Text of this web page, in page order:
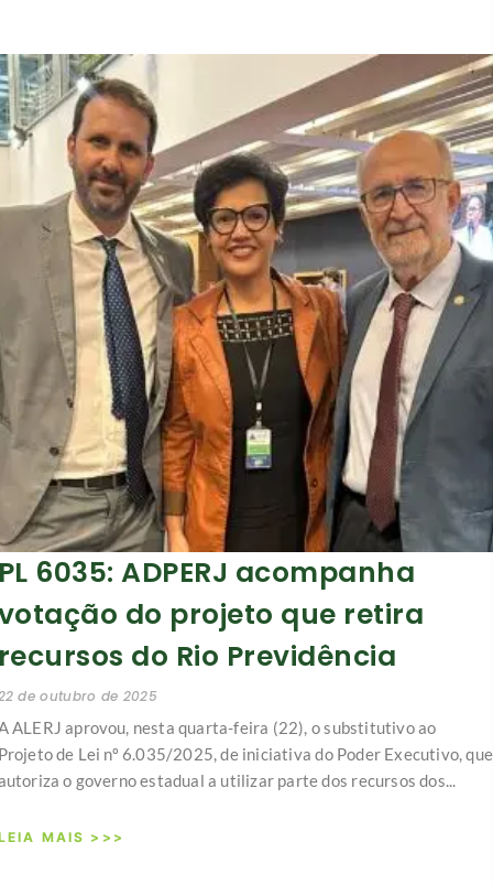
6035: ADPERJ acompanha
do projeto que retira
do Rio Previdência
de outubro de 2025
ALERJ aprovou, nesta quarta-feira (22), o substitutivo ao
de Lei nº 6.035/2025, de iniciativa do Poder Executivo, que
o governo estadual a utilizar parte dos recursos dos...
MAIS >>>